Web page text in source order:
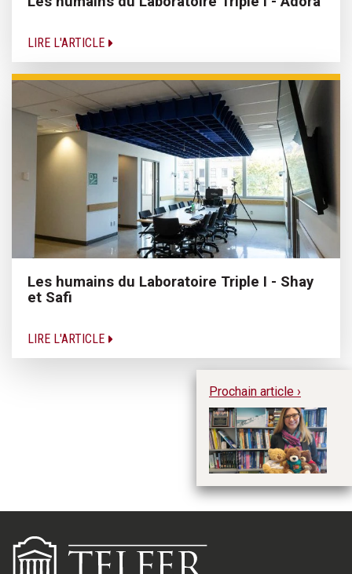
LIRE L'ARTICLE
Les humains du Laboratoire Triple I - Shay
et Safi
LIRE L'ARTICLE
Prochain article ›